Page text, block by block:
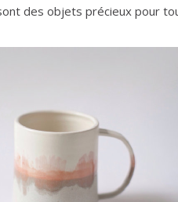
des objets précieux pour